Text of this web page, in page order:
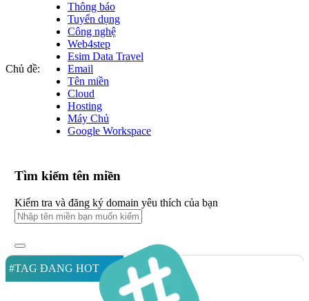
Chủ đề:
Thông báo
Tuyển dụng
Công nghệ
Web4step
Esim Data Travel
Email
Tên miền
Cloud
Hosting
Máy Chủ
Google Workspace
Tìm kiếm tên miền
Kiểm tra và đăng ký domain yêu thích của bạn
#TAG ĐANG HOT